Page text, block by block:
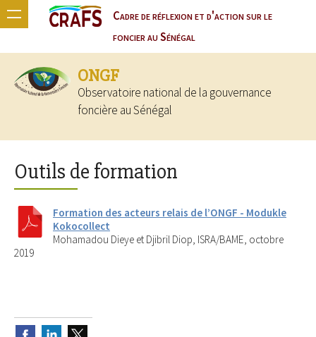
Cadre de réflexion et d'action sur le
foncier au Sénégal
ONGF
Observatoire national de la gouvernance
foncière au Sénégal
Outils de formation
Formation des acteurs relais de l’ONGF - Modukle
Kokocollect
Mohamadou Dieye et Djibril Diop, ISRA/BAME, octobre
2019